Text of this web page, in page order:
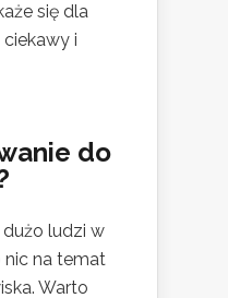
się dla
i
do
ludzi w
nic na temat
Warto